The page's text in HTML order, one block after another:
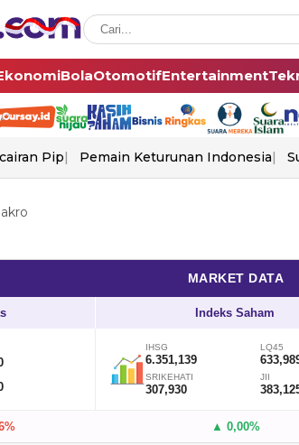
BolaOtomotifEntertainment
Pip Pemain Keturunan Indonesia
MARKET DATA
Indeks Saham
IHSG
6.351,139
LQ45
SRIKEHATI
307,930
JII
▲ 0,00%